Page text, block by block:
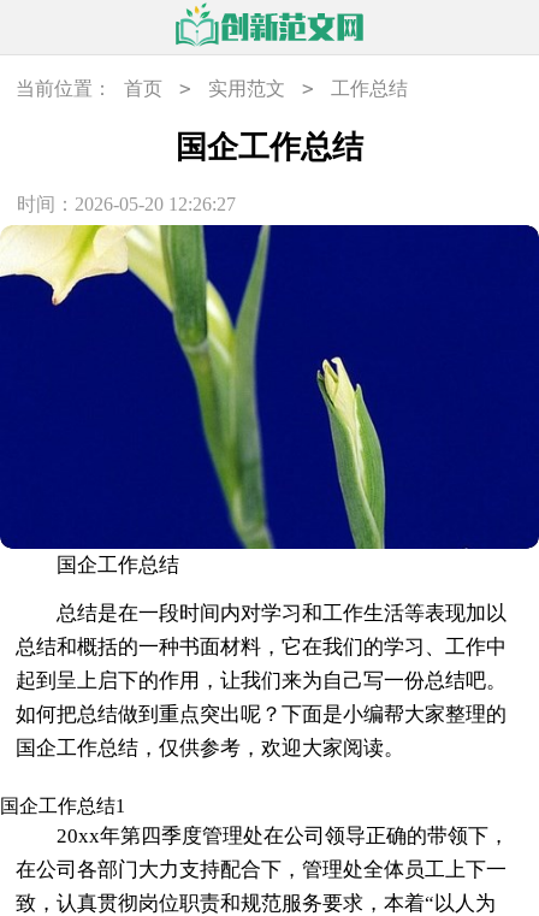
当前位置： 首页 > 实用范文 > 工作总结
国企工作总结
时间：2026-05-20 12:26:27
国企工作总结
总结是在一段时间内对学习和工作生活等表现加以
总结和概括的一种书面材料，它在我们的学习、工作中
起到呈上启下的作用，让我们来为自己写一份总结吧。
如何把总结做到重点突出呢？下面是小编帮大家整理的
国企工作总结，仅供参考，欢迎大家阅读。
国企工作总结1
20xx年第四季度管理处在公司领导正确的带领下，
在公司各部门大力支持配合下，管理处全体员工上下一
致，认真贯彻岗位职责和规范服务要求，本着“以人为